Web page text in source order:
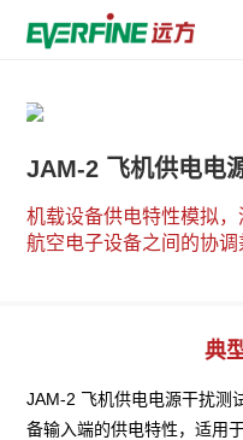
JAM-2 飞机供电电
机载设备供电特性模拟
航空电子设备之间的协调
典
JAM-2 飞机供电电源干扰测
备输入端的供电特性，适用